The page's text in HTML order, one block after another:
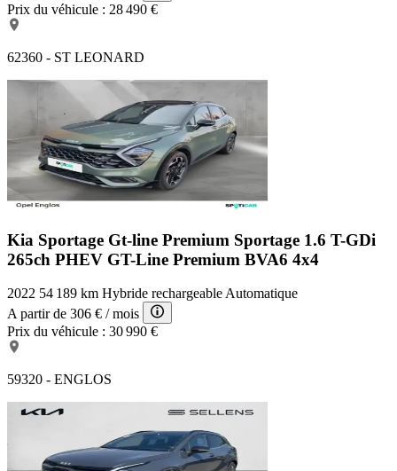
Prix du véhicule : 28 490 €
62360 - ST LEONARD
Kia Sportage Gt-line Premium Sportage 1.6 T-GDi
265ch PHEV GT-Line Premium BVA6 4x4
2022 54 189 km Hybride rechargeable Automatique
A partir de 306 € / mois
Prix du véhicule : 30 990 €
59320 - ENGLOS